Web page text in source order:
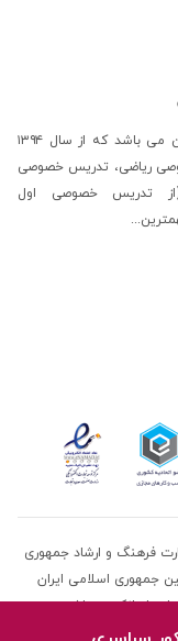
می باشد که از سال ۱۳۹۴
ریاضی، تدریس خصوصی
تدریس خصوصی اول
فرهنگ و ارشاد جمهوری
جمهوری اسلامی ایران
می‌باشد.